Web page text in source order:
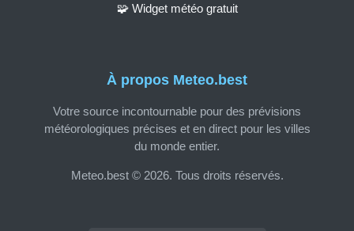
À propos Meteo.best
Votre source incontournable pour des prévisions
météorologiques précises et en direct pour les villes
du monde entier.
Meteo.best © 2026. Tous droits réservés.
🧩 Widget météo gratuit